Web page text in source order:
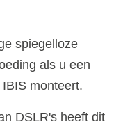
spiegelloze
als u een
monteert.
DSLR's heeft dit